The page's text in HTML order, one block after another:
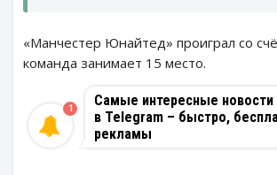
«Манчестер Юнайтед» проиграл со
команда занимает 15 место.
Самые интересные новости
в Telegram – быстро,
рекламы
1